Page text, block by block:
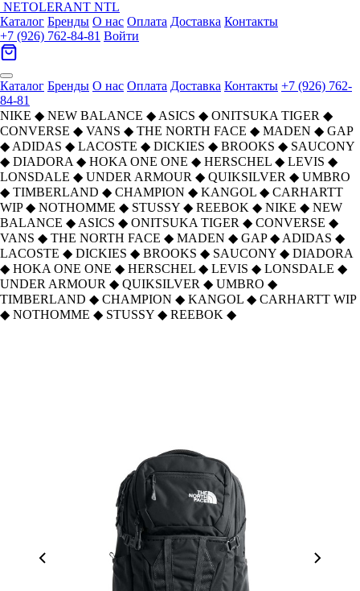
NETOLERANT NTL
Каталог Бренды О нас Оплата Доставка Контакты
+7 (926) 762-84-81 Войти
Каталог Бренды О нас Оплата Доставка Контакты +7 (926) 762-
84-81
NIKE ◆ NEW BALANCE ◆ ASICS ◆ ONITSUKA TIGER ◆
CONVERSE ◆ VANS ◆ THE NORTH FACE ◆ MADEN ◆ GAP
◆ ADIDAS ◆ LACOSTE ◆ DICKIES ◆ BROOKS ◆ SAUCONY
◆ DIADORA ◆ HOKA ONE ONE ◆ HERSCHEL ◆ LEVIS ◆
LONSDALE ◆ UNDER ARMOUR ◆ QUIKSILVER ◆ UMBRO
◆ TIMBERLAND ◆ CHAMPION ◆ KANGOL ◆ CARHARTT
WIP ◆ NOTHOMME ◆ STUSSY ◆ REEBOK ◆ NIKE ◆ NEW
BALANCE ◆ ASICS ◆ ONITSUKA TIGER ◆ CONVERSE ◆
VANS ◆ THE NORTH FACE ◆ MADEN ◆ GAP ◆ ADIDAS ◆
LACOSTE ◆ DICKIES ◆ BROOKS ◆ SAUCONY ◆ DIADORA
◆ HOKA ONE ONE ◆ HERSCHEL ◆ LEVIS ◆ LONSDALE ◆
UNDER ARMOUR ◆ QUIKSILVER ◆ UMBRO ◆
TIMBERLAND ◆ CHAMPION ◆ KANGOL ◆ CARHARTT WIP
◆ NOTHOMME ◆ STUSSY ◆ REEBOK ◆